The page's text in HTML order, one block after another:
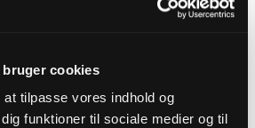
bruger cookies
tilpasse vores indhold og
funktioner til sociale medier og til
helt med hoved, skanke og
har tilberedt kødet på.
er et særligt måltid,
de Hemmer Gudme.